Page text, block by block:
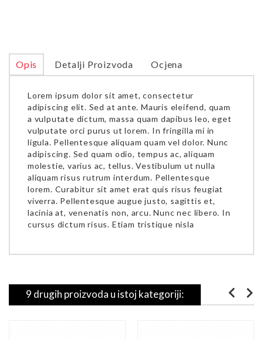
Opis Detalji Proizvoda Ocjena
Lorem ipsum dolor sit amet, consectetur
adipiscing elit. Sed at ante. Mauris eleifend, quam
a vulputate dictum, massa quam dapibus leo, eget
vulputate orci purus ut lorem. In fringilla mi in
ligula. Pellentesque aliquam quam vel dolor. Nunc
adipiscing. Sed quam odio, tempus ac, aliquam
molestie, varius ac, tellus. Vestibulum ut nulla
aliquam risus rutrum interdum. Pellentesque
lorem. Curabitur sit amet erat quis risus feugiat
viverra. Pellentesque augue justo, sagittis et,
lacinia at, venenatis non, arcu. Nunc nec libero. In
cursus dictum risus. Etiam tristique nisla
9 drugih proizvoda u istoj kategoriji: